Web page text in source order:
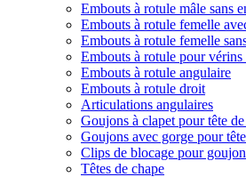
Embouts à rotule mâle sans
Embouts à rotule femelle
Embouts à rotule femelle
Embouts à rotule pour
Embouts à rotule angulaire
Embouts à rotule droit
Articulations angulaires
Goujons à clapet pour tête
Goujons avec gorge pour
Clips de blocage pour
Têtes de chape